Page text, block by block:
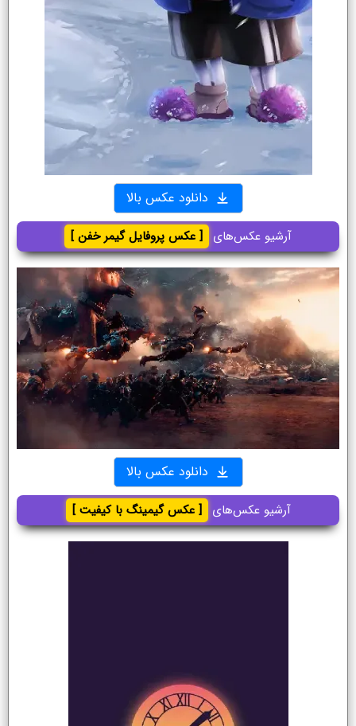
دانلود عکس بالا
آرشیو عکس‌های [ عکس پروفایل گیمر خفن ]
دانلود عکس بالا
آرشیو عکس‌های [ عکس گیمینگ با کیفیت ]